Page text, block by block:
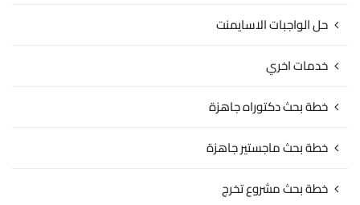
حل الواجبات الاسايمنت
خدمات اخري
خطة بحث دكتوراه جاهزة
خطة بحث ماجستير جاهزة
خطة بحث مشروع تخرج